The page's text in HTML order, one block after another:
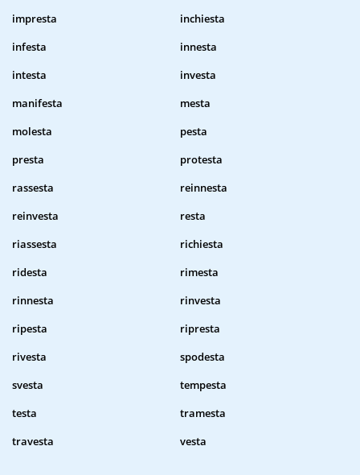
impresta
inchiesta
infesta
innesta
intesta
investa
manifesta
mesta
molesta
pesta
presta
protesta
rassesta
reinnesta
reinvesta
resta
riassesta
richiesta
ridesta
rimesta
rinnesta
rinvesta
ripesta
ripresta
rivesta
spodesta
svesta
tempesta
testa
tramesta
travesta
vesta